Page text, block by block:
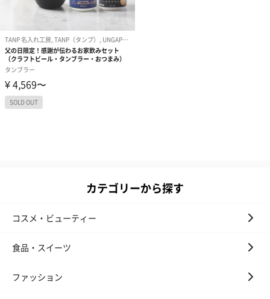
カテゴリーから探す
コスメ・ビューティー
食品・スイーツ
ファッション